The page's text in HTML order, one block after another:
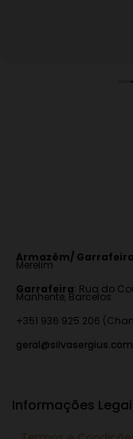
Armazém/ Garrafeira
Merelim
Garrafeira: Rua do
Manhente, Barcelos
+351 936 925 206
geral@silvasergius.com
Informações